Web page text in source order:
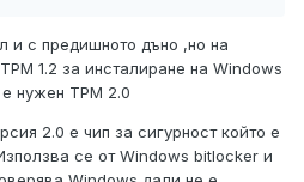
и с предишното дъно ,но на
1.2 за инсталиране на Windows
нужен TPM 2.0
2.0 е чип за сигурност който е
се от Windows bitlocker и